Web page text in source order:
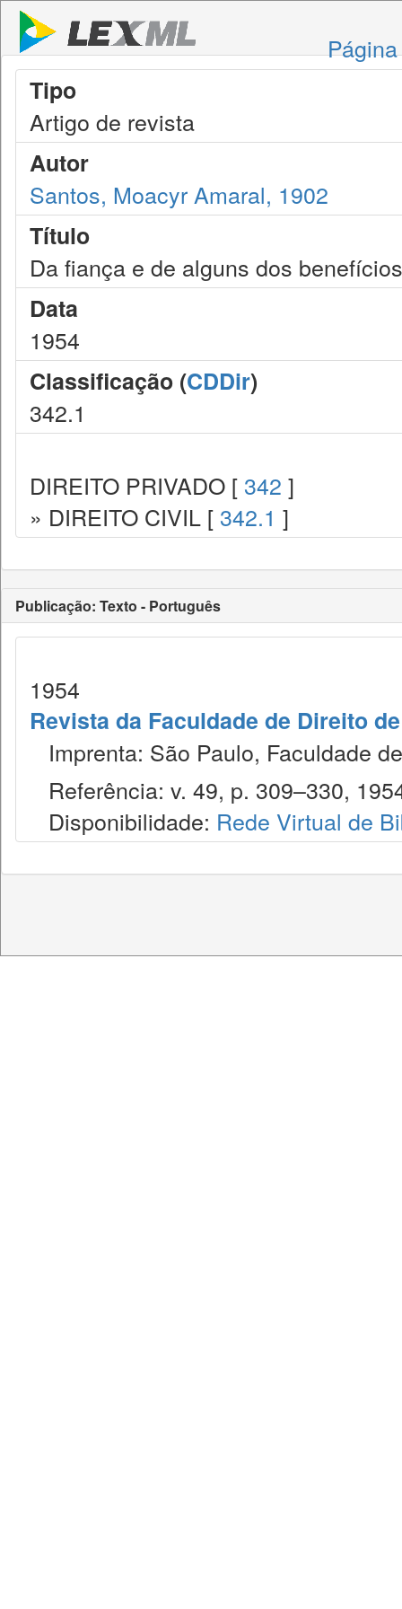
Tipo
Artigo de revista
Autor
Santos, Moacyr Amaral, 1902
Título
Da fiança e de alguns dos
Data
1954
Classificação (CDDir)
342.1
DIREITO PRIVADO [ 342 ]
» DIREITO CIVIL [ 342.1 ]
Publicação: Texto - Português
1954
Revista da Faculdade de Direito
Imprenta: São Paulo, Faculdade
Referência: v. 49, p. 309–330,
Disponibilidade: Rede Virtual de